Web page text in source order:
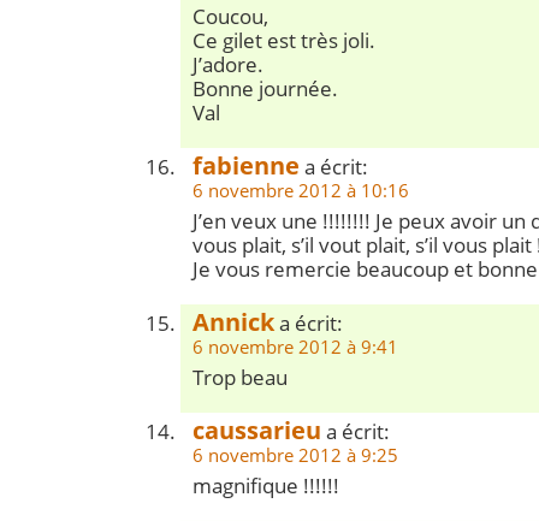
Coucou,
Ce gilet est très joli.
J’adore.
Bonne journée.
Val
fabienne a écrit:
6 novembre 2012 à 10:16
J’en veux une !!!!!!!! Je peux avoir un
vous plait, s’il vout plait, s’il vous plait
Je vous remercie beaucoup et
Annicka écrit:
6 novembre 2012 à 9:41
Trop beau
caussarieu a écrit:
6 novembre 2012 à 9:25
magnifique !!!!!!